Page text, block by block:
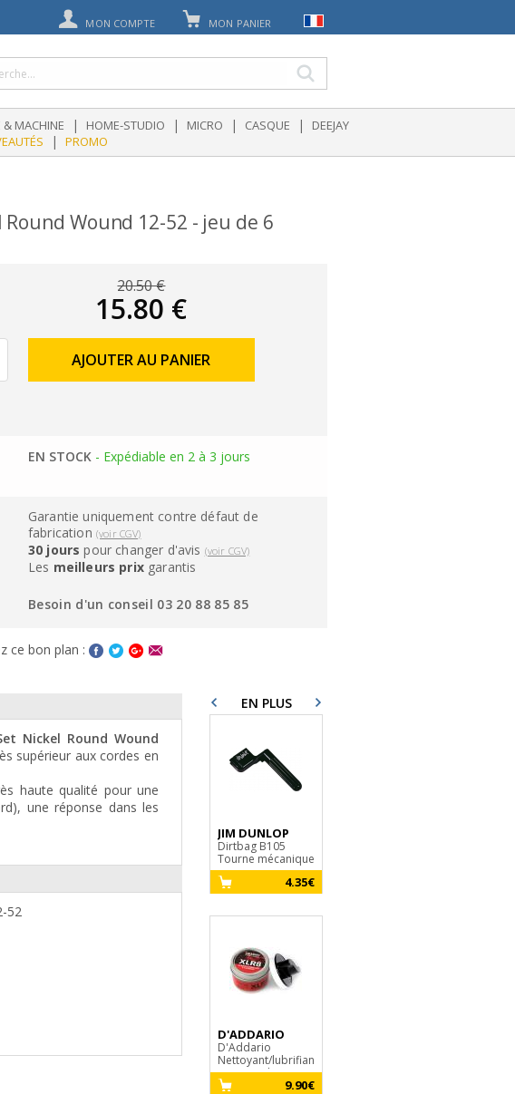
MON COMPTE MON PANIER
& MACHINE | HOME-STUDIO | MICRO | CASQUE | DEEJAY
| PROMO
Wound 12-52 - jeu de 6
20.50 €
15.80 €
AJOUTER AU PANIER
EN STOCK- Expédiable en 2 à 3 jours
Garantie uniquement contre défaut de
fabrication (voir CGV)
30 jours pour changer d'avis (voir CGV)
Les meilleurs prix garantis
Besoin d'un conseil 03 20 88 85 85
ce bon plan :
Nickel Round Wound
supérieur aux cordes en
haute qualité pour une
une réponse dans les
52
EN PLUS
JIM DUNLOP
Dirtbag B105
Tourne mécanique
4.35€
D'ADDARIO
D'Addario
Nettoyant/lubrifiant
pour cordes XLR8
D'Addario
9.90€